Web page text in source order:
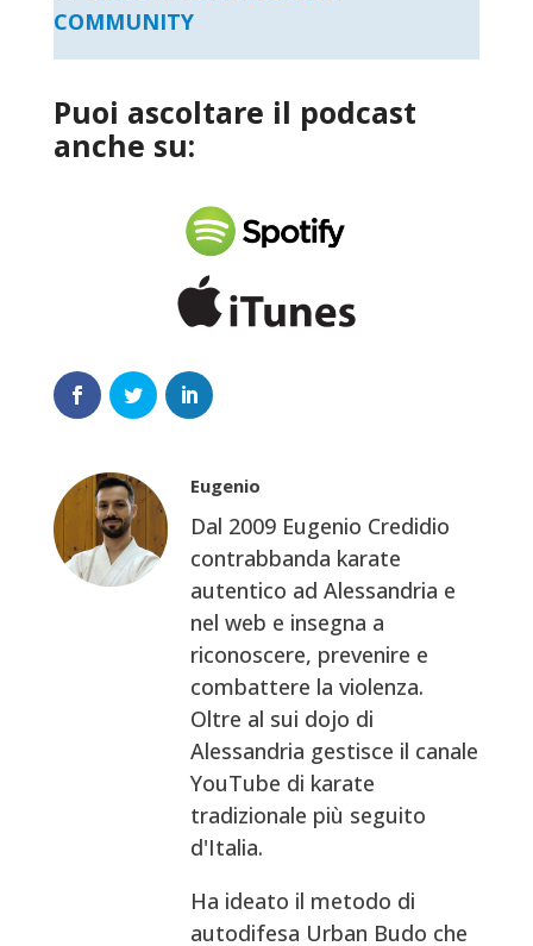
COMMUNITY
Puoi ascoltare il podcast
anche su:
Eugenio
Dal 2009 Eugenio Credidio
contrabbanda karate
autentico ad Alessandria e
nel web e insegna a
riconoscere, prevenire e
combattere la violenza.
Oltre al sui dojo di
Alessandria gestisce il canale
YouTube di karate
tradizionale più seguito
d'Italia.
Ha ideato il metodo di
autodifesa Urban Budo che